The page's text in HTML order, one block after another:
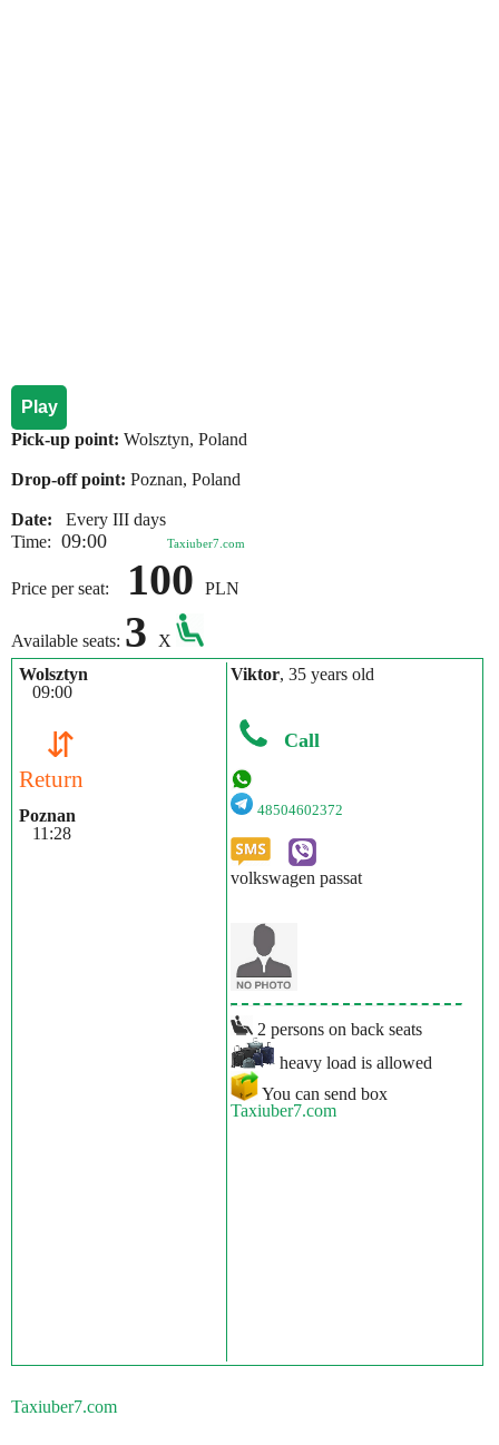
Play
Pick-up point: Wolsztyn, Poland
Drop-off point: Poznan, Poland
Date:
Every III days
Time: 09:00 Taxiuber7.com
Price per seat: 100 PLN
Available seats: 3
X
Wolsztyn
09:00
⇵
Return
Poznan
11:28
Viktor, 35 years old
Call
48504602372
volkswagen passat
2 persons on back seats
heavy load is allowed
You can send box
Taxiuber7.com
Taxiuber7.com